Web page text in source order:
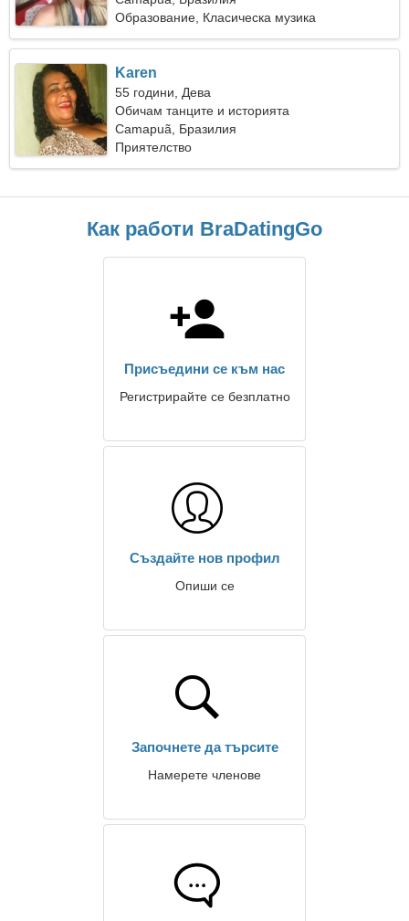
Образование, Класическа музика
Karen
55 години, Дева
Обичам танците и историята
Camapuã, Бразилия
Приятелство
Как работи BraDatingGo
Присъедини се към нас
Регистрирайте се безплатно
Създайте нов профил
Опиши се
Започнете да търсите
Намерете членове